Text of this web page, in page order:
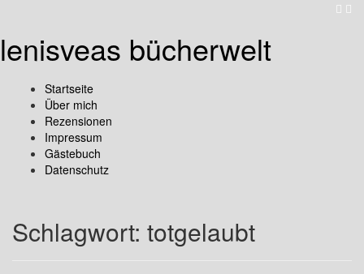
lenisveas bücherwelt
Startseite
Über mich
Rezensionen
Impressum
Gästebuch
Datenschutz
Schlagwort: totgelaubt